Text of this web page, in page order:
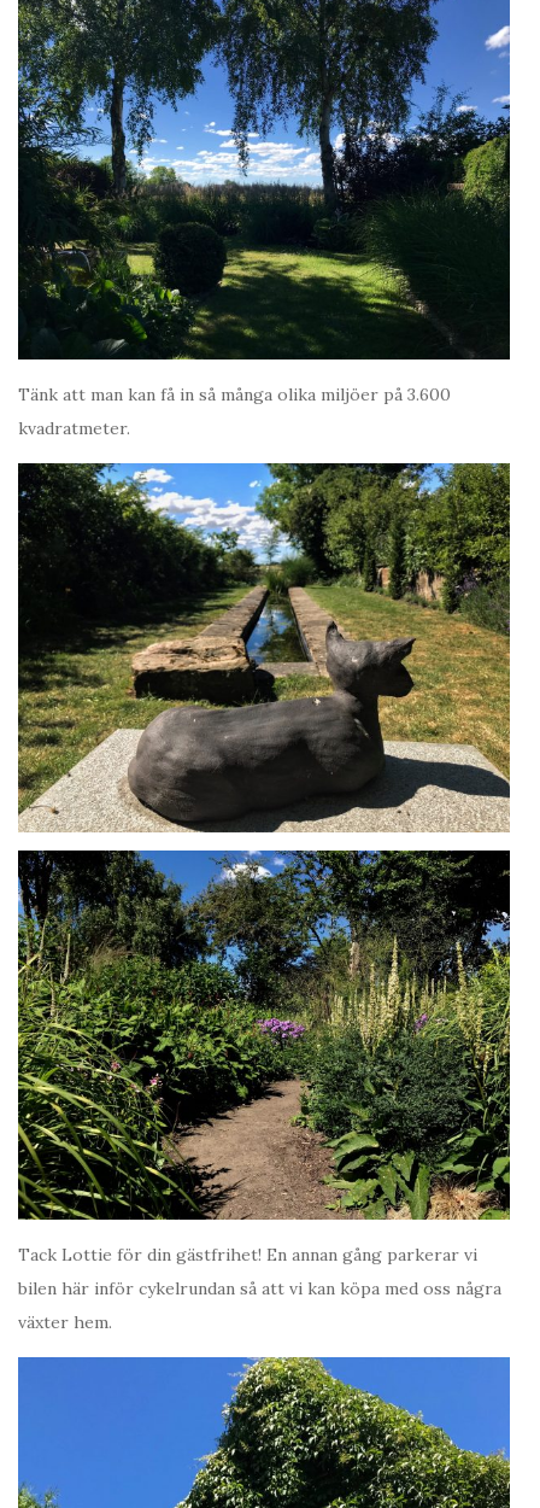
Tänk att man kan få in så många olika miljöer på 3.600
kvadratmeter.
Tack Lottie för din gästfrihet! En annan gång parkerar vi
bilen här inför cykelrundan så att vi kan köpa med oss några
växter hem.